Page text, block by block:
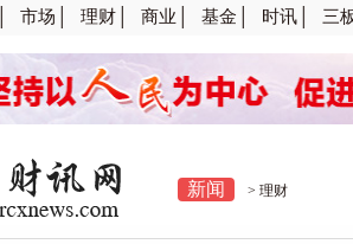
市场│ 理财│ 商业│ 基金│ 时讯│ 三
新闻 > 理财